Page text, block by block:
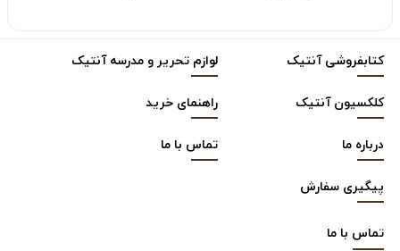
کتابفروشی آنتیک
لوازم تحریر و مدرسه آنتیک
کلکسیون آنتیک
راهنمای خرید
درباره ما
تماس با ما
پیگیری سفارش
تماس با ما